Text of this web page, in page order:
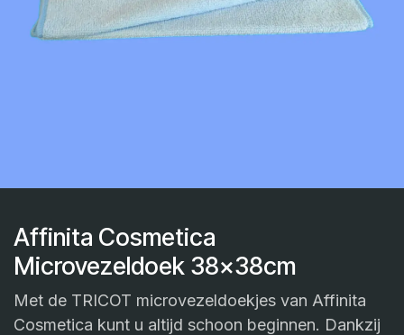
Affinita Cosmetica
Microvezeldoek 38x38cm
Met de TRICOT microvezeldoekjes van Affinita
Cosmetica kunt u altijd schoon beginnen. Dankzij